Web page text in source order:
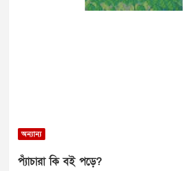
অন্যান্য
প্যাঁচারা কি বই পড়ে?